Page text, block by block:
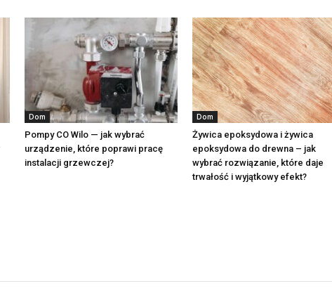
Dom
Pompy CO Wilo — jak wybrać
urządzenie, które poprawi pracę
instalacji grzewczej?
Dom
Żywica epoksydowa i żywica
epoksydowa do drewna – jak
wybrać rozwiązanie, które daje
trwałość i wyjątkowy efekt?